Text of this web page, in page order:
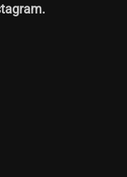
.